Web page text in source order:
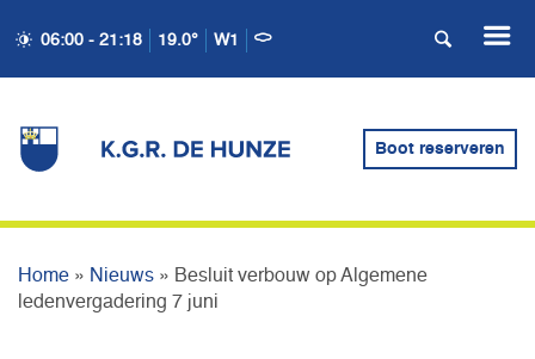
06:00 - 21:18 19.0° W1
Boot reserveren
BESLUIT VERBOUW OP
LEDENVERGADERING 7
Home » Nieuws » Besluit verbouw op Algemene
ledenvergadering 7 juni